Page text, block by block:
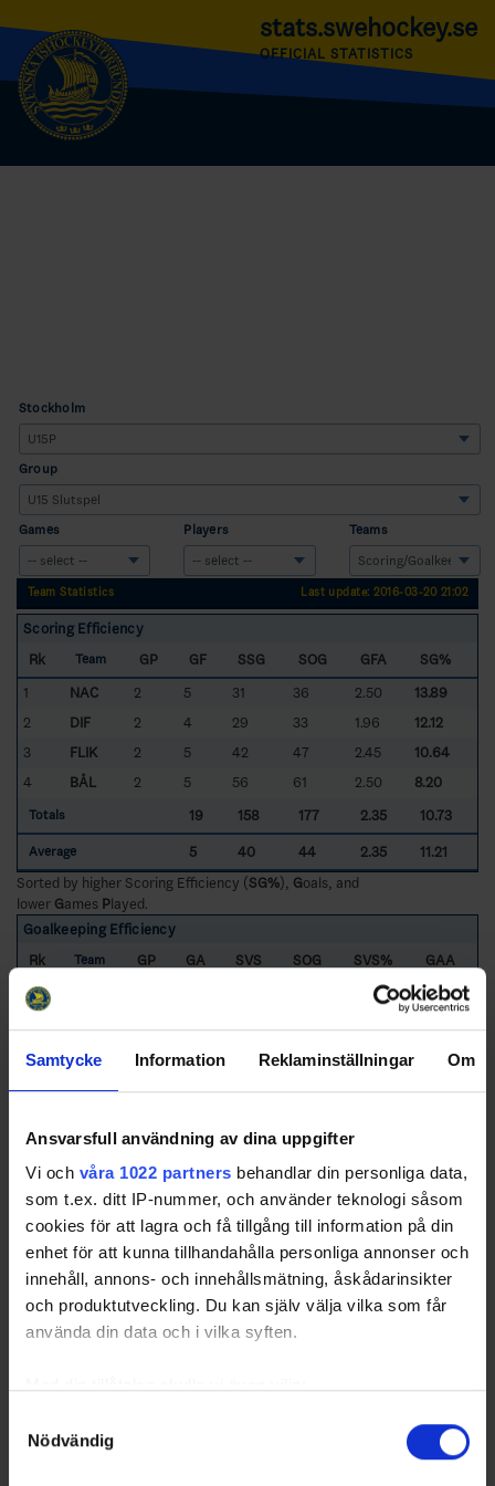
Samtycke Information Reklaminställningar Om
Ansvarsfull användning av dina uppgifter
Vi och våra 1022 partners behandlar din personliga data,
som t.ex. ditt IP-nummer, och använder teknologi såsom
cookies för att lagra och få tillgång till information på din
enhet för att kunna tillhandahålla personliga annonser och
innehåll, annons- och innehållsmätning, åskådarinsikter
och produktutveckling. Du kan själv välja vilka som får
använda din data och i vilka syften.
kan ha en noggrannhet på upp till flera meter
Nödvändig
stats.swehockey.se
OFFICIAL STATISTICS
Stockholm
Group
Games Players Teams
Team Statistics Last update: 2016-03-20 21:02
Scoring Efficiency
Rk
Team GP GF SSG SOG GFA
SG%
1
NAC 2 5 31 36 2.50
13.89
2
DIF 2 4 29 33 1.96
12.12
3
FLIK 2 5 42 47 2.45
10.64
4
BÅL 2 5 56 61 2.50 8.20
Totals 19 158 177 2.35 10.73
Average 5 40 44 2.35
11.21
Sorted by higher Scoring Efficiency (SG%), Goals, and
lower Games Played.
Goalkeeping Efficiency
Rk
Team GP GA SVS SOG SVS%
GAA
1
93.33
1.00
3
NAC 2 50 90.00
44
Sorted by lower GoalA gainstAverage per 40 minutes and higher Saves
%
BÅL- Bålsta HC DIF- Djurgårdens IF IF
FLIK- Flemingsbergs IK NAC- Nacka HK
Swehockey ger dig tillgång till nyheter, livebevakning
och statistik för samtliga ishockeyserier som spelas i
Sverige. Du kan följa dina favoritserier och lägga upp